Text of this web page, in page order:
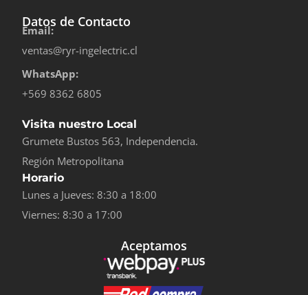
Datos de Contacto
Email:
ventas@ryr-ingelectric.cl
WhatsApp:
+569 8362 6805
Visita nuestro Local
Grumete Bustos 563, Independencia.
Región Metropolitana
Horario
Lunes a Jueves: 8:30 a 18:00
Viernes: 8:30 a 17:00
Aceptamos